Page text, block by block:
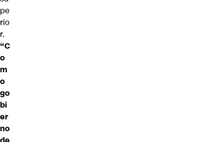
pe
rio
r.
“C
o
m
o
go
bi
er
no